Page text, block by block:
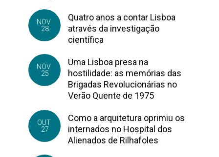
NOV
28
Quatro anos a contar Lisboa
através da investigação
científica
NOV
25
Uma Lisboa presa na
hostilidade: as memórias das
Brigadas Revolucionárias no
Verão Quente de 1975
OUT
27
Como a arquitetura oprimiu os
internados no Hospital dos
Alienados de Rilhafoles